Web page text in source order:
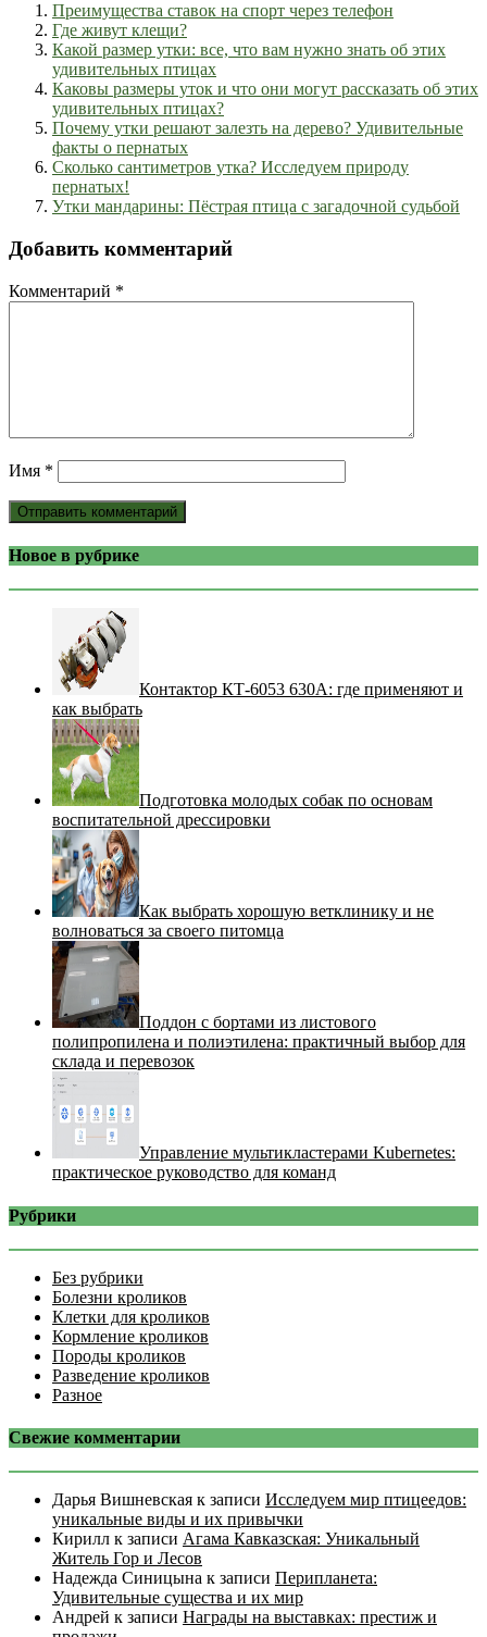
Преимущества ставок на спорт через телефон
Где живут клещи?
Какой размер утки: все, что вам нужно знать об этих
удивительных птицах
Каковы размеры уток и что они могут рассказать об этих
удивительных птицах?
Почему утки решают залезть на дерево? Удивительные
факты о пернатых
Сколько сантиметров утка? Исследуем природу
пернатых!
Утки мандарины: Пёстрая птица с загадочной судьбой
Добавить комментарий
Комментарий *
Имя *
Новое в рубрике
Контактор КТ-6053 630А: где применяют и
как выбрать
Подготовка молодых собак по основам
воспитательной дрессировки
Как выбрать хорошую ветклинику и не
волноваться за своего питомца
Поддон с бортами из листового
полипропилена и полиэтилена: практичный выбор для
склада и перевозок
Управление мультикластерами Kubernetes:
практическое руководство для команд
Рубрики
Без рубрики
Болезни кроликов
Клетки для кроликов
Кормление кроликов
Породы кроликов
Разведение кроликов
Разное
Свежие комментарии
Дарья Вишневская к записи Исследуем мир птицеедов:
уникальные виды и их привычки
Кирилл к записи Агама Кавказская: Уникальный
Житель Гор и Лесов
Надежда Синицына к записи Перипланета:
Удивительные существа и их мир
Андрей к записи Награды на выставках: престиж и